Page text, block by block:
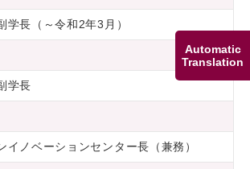
Automatic
Translation
学長（～令和2年3月）
学長
イノベーションセンター長（兼務）